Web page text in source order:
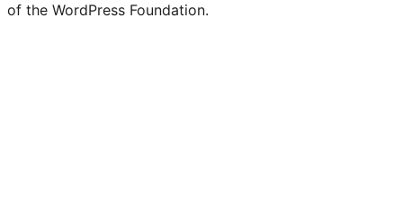
of the WordPress Foundation.